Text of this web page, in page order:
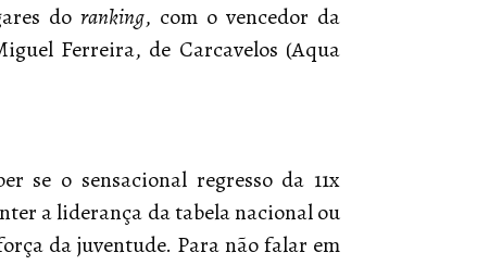
doranking, com o vencedor da
Ferreira, de Carcavelos (Aqua
se o sensacional regresso da 11x
a liderança da tabela nacional ou
da juventude. Para não falar em